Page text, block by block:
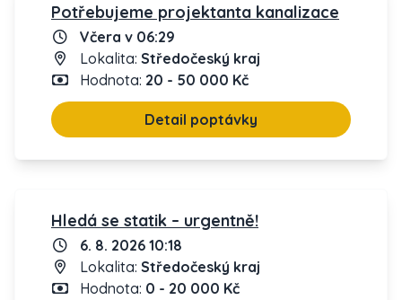
Potřebujeme projektanta kanalizace
Včera v 06:29
Lokalita: Středočeský kraj
Hodnota: 20 - 50 000 Kč
Detail poptávky
Hledá se statik – urgentně!
6. 8. 2026 10:18
Lokalita: Středočeský kraj
Hodnota: 0 - 20 000 Kč